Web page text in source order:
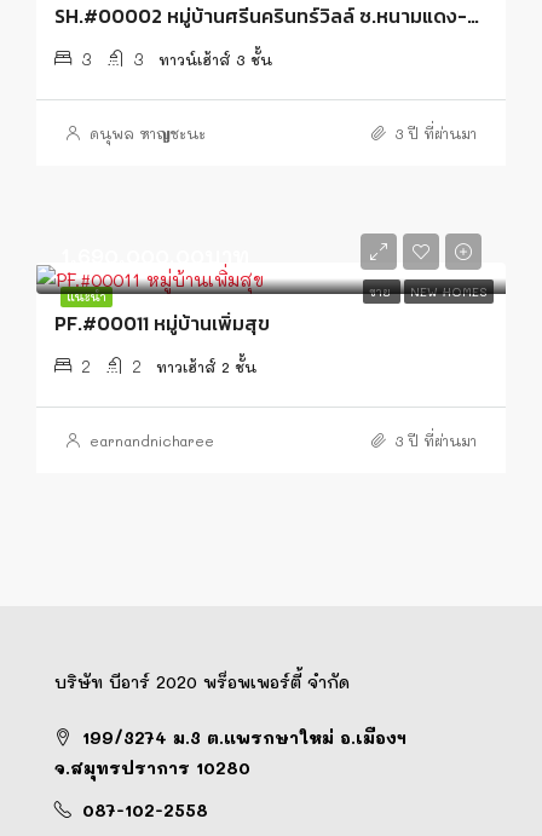
SH.#00002 หมู่บ้านศรีนครินทร์วิลล์ ซ.หนามแดง-บางพลี10
3 3 ทาวน์เฮ้าส์ 3 ชั้น
ดนุพล หาญชะนะ 3 ปี ที่ผ่านมา
แนะนำ ขาย NEW HOMES
PF.#00011 หมู่บ้านเพิ่มสุข
2 2 ทาวเฮ้าส์ 2 ชั้น
earnandnicharee 3 ปี ที่ผ่านมา
บริษัท บีอาร์ 2020 พร็อพเพอร์ตี้ จำกัด
199/3274 ม.3 ต.แพรกษาใหม่ อ.เมืองฯ
จ.สมุทรปราการ 10280
087-102-2558